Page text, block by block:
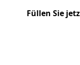
Füllen Sie